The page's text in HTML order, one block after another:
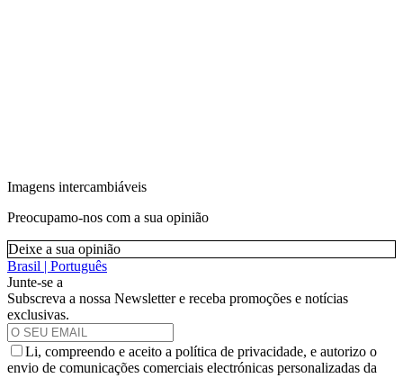
Imagens intercambiáveis
Preocupamo-nos com a sua opinião
Deixe a sua opinião
Brasil | Português
Junte-se a
Subscreva a nossa Newsletter e receba promoções e notícias
exclusivas.
Li, compreendo e aceito a política de privacidade, e autorizo o
envio de comunicações comerciais electrónicas personalizadas da